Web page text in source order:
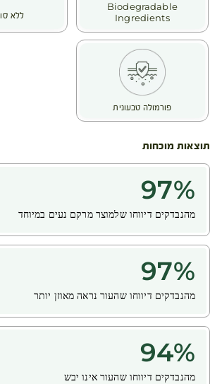
Biodegradable
Ingredients
ללא
פורמולה טבעונית
תוצאות מוכחות
97%
מהנבדקים דיווחו שלמוצר מרקם נעים במיוחד
97%
מהנבדקים דיווחו שהעור נראה מאוזן יותר
94%
מהנבדקים דיווחו שהעור אינו יבש